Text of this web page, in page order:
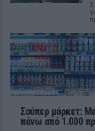
Σούπερ μάρκετ:
πάνω από 1.000